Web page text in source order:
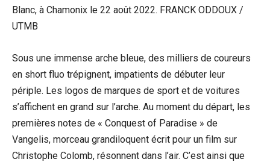
Blanc, à Chamonix le 22 août 2022. FRANCK ODDOUX /
UTMB
Sous une immense arche bleue, des milliers de coureurs
en short fluo trépignent, impatients de débuter leur
périple. Les logos de marques de sport et de voitures
s’affichent en grand sur l’arche. Au moment du départ, les
premières notes de « Conquest of Paradise » de
Vangelis, morceau grandiloquent écrit pour un film sur
Christophe Colomb, résonnent dans l’air. C’est ainsi que